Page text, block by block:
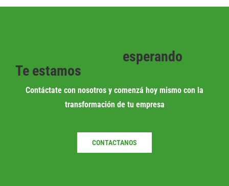
Te estamos
esperando
Contáctate con nosotros y comenzá hoy mismo con la
transformación de tu empresa
CONTACTANOS